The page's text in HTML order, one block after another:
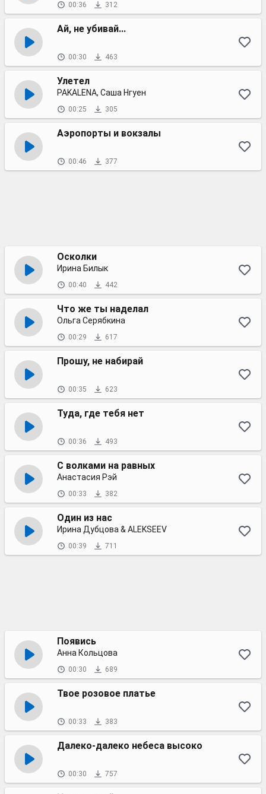
00:36 312
Ай, не убивай...
00:30 463
Улетел
PAKALENA, Саша Нгуен
00:25 305
Аэропорты и вокзалы
00:46 377
Осколки
Ирина Билык
00:40 442
Что же ты наделал
Ольга Серябкина
00:29 617
Прошу, не набирай
00:35 623
Туда, где тебя нет
00:36 493
С волками на равных
Анастасия Рэй
00:33 382
Один из нас
Ирина Дубцова & ALEKSEEV
00:39 711
Появись
Анна Кольцова
00:30 689
Твое розовое платье
00:33 383
Далеко-далеко небеса высоко
00:30 757